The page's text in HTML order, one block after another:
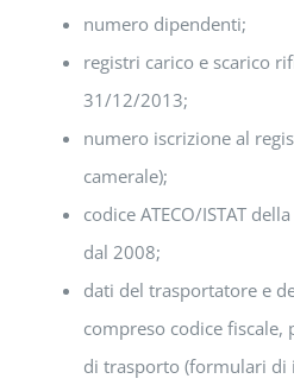
numero dipendenti;
registri carico e scarico
31/12/2013;
numero iscrizione al
camerale);
codice ATECO/ISTAT
dal 2008;
dati del trasportatore e
compreso codice
di trasporto (formulari